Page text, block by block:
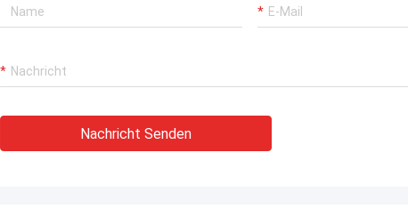
Nachricht Senden